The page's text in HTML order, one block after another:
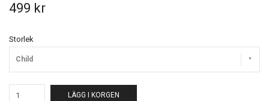
499 kr
Storlek
Child
LÄGG I KORGEN